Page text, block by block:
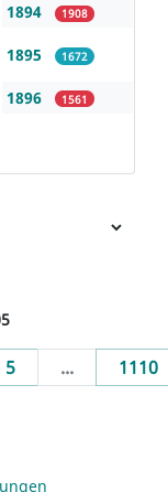
1894 1908
1895 1672
1896 1561
5 ... 1110